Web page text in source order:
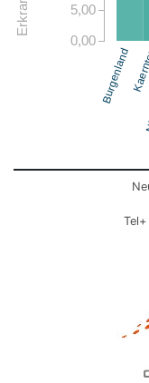
0,00
5,00
Burgenland